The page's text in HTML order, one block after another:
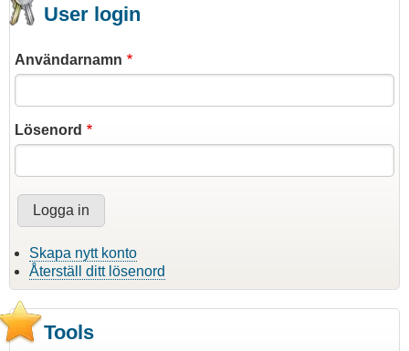
User login
Användarnamn
Lösenord
Skapa nytt konto
Återställ ditt lösenord
Tools